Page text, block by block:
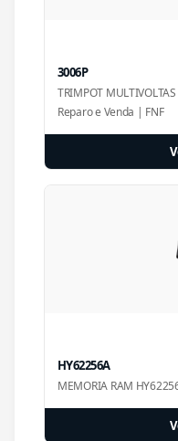
3006P
TRIMPOT
Reparo e Venda | FNF
HY62256A
MEMORIA RAM